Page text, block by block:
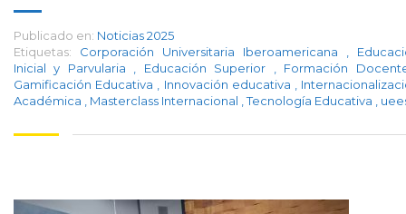
Publicado en: Noticias 2025
Etiquetas:
Corporación Universitaria Iberoamericana
Inicial y Parvularia
Educación Superior
Formación
Gamificación Educativa
Innovación educativa
Académica
Masterclass Internacional Tecnología Educativa